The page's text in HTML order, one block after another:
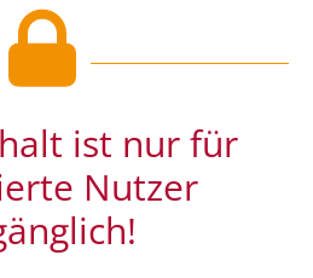
ist nur für
Nutzer